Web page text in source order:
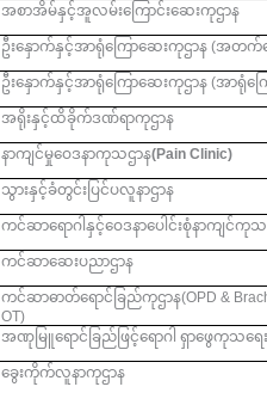
အစာအိမ်နှင့်အူလမ်းကြောင်းဆေးကုဌာန
ဦးနှောက်နှင့်အာရုံကြောဆေးကုဌာန (အတက်ရ
ဦးနှောက်နှင့်အာရုံကြောဆေးကုဌာန (အာရုံကြ
အရိုးနှင့်ထိခိုက်ဒဏ်ရာကုဌာန
နာကျင်မှုဝေဒနာကုသဌာန(Pain Clinic)
သွားနှင့်ခံတွင်းပြင်ပလူနာဌာန
ကင်ဆာရောဂါနှင့်ဝေဒနာပေါင်းစုံနာကျင်ကု
ကင်ဆာဆေးပညာဌာန
ကင်ဆာဓာတ်ရောင်ခြည်ကုဌာန(OPD &
OT)
အဏုမြူရောင်ခြည်ဖြင့်ရောဂါ ရှာဖွေကုသရေ
ခွေးကိုက်လူနာကုဌာန